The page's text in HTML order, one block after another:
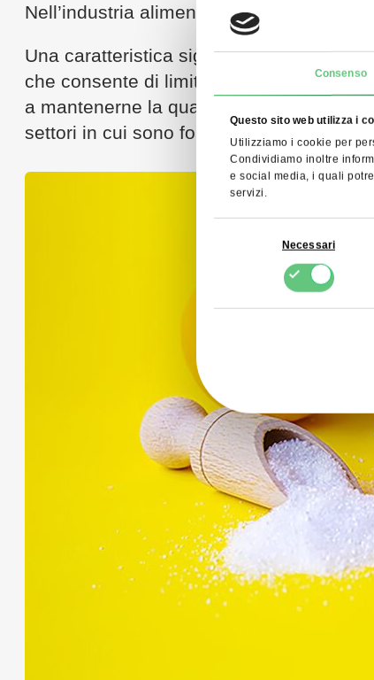
Consenso
Questo sito web utilizza i
Utilizziamo i cookie per
Condividiamo inoltre
e social media, i quali
servizi.
Necessari
Nell’industria alimentare e cosmetica è
Una caratteristica significativa del
che consente di limitare le reazioni
a mantenerne la qualità durante la
settori in cui sono fondamentali la